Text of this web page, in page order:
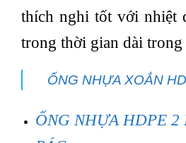
thích nghi tốt với nhiệt
trong thời gian dài
ỐNG NHỰA XOẮN
ỐNG NHỰA HDPE 2